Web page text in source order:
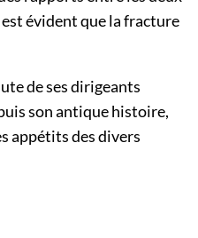
évident que la fracture
de ses dirigeants
son antique histoire,
appétits des divers